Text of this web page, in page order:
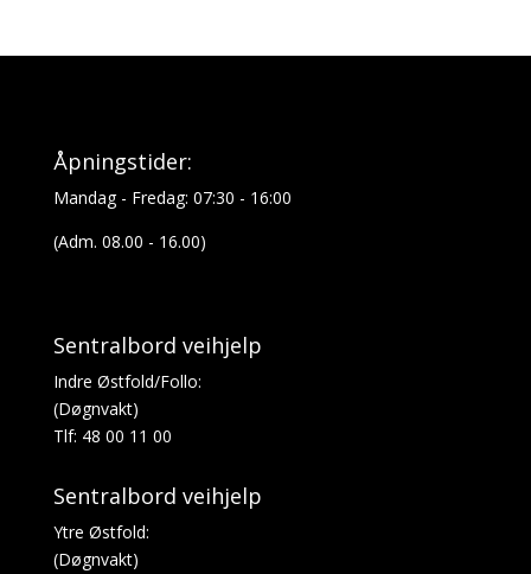
Åpningstider:
Mandag - Fredag: 07:30 - 16:00
(Adm. 08.00 - 16.00)
Sentralbord veihjelp
Indre Østfold/Follo:
(Døgnvakt)
Tlf: 48 00 11 00
Sentralbord veihjelp
Ytre Østfold:
(Døgnvakt)